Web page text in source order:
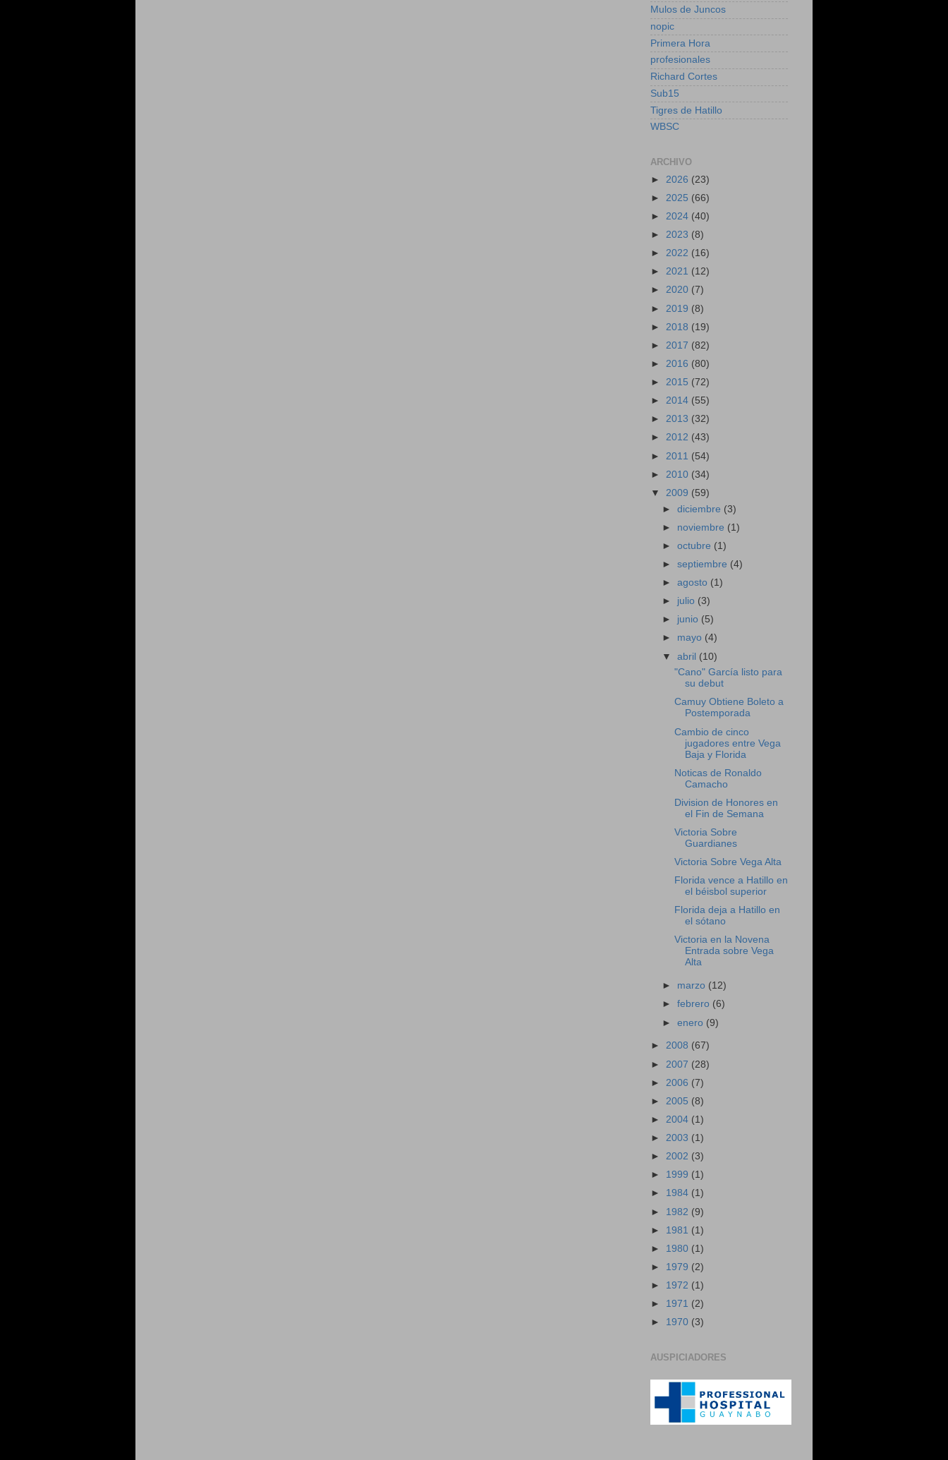
Mulos de Juncos
nopic
Primera Hora
profesionales
Richard Cortes
Sub15
Tigres de Hatillo
WBSC
ARCHIVO
► 2026 (23)
► 2025 (66)
► 2024 (40)
► 2023 (8)
► 2022 (16)
► 2021 (12)
► 2020 (7)
► 2019 (8)
► 2018 (19)
► 2017 (82)
► 2016 (80)
► 2015 (72)
► 2014 (55)
► 2013 (32)
► 2012 (43)
► 2011 (54)
► 2010 (34)
▼ 2009 (59)
►diciembre (3)
► noviembre (1)
►octubre (1)
►septiembre (4)
►agosto (1)
► julio (3)
► junio (5)
► mayo (4)
▼abril (10)
"Cano" García listo para
su debut
Camuy Obtiene Boleto a
Postemporada
Cambio de cinco
jugadores entre Vega
Baja y Florida
Noticas de Ronaldo
Camacho
Division de Honores en
el Fin de Semana
Victoria Sobre
Guardianes
Victoria Sobre Vega Alta
Florida vence a Hatillo en
el béisbol superior
Florida deja a Hatillo en
el sótano
Victoria en la Novena
Entrada sobre Vega
Alta
► marzo (12)
►febrero (6)
►enero (9)
► 2008 (67)
► 2007 (28)
► 2006 (7)
► 2005 (8)
► 2004 (1)
► 2003 (1)
► 2002 (3)
► 1999 (1)
► 1984 (1)
► 1982 (9)
► 1981 (1)
► 1980 (1)
► 1979 (2)
► 1972 (1)
► 1971 (2)
► 1970 (3)
AUSPICIADORES